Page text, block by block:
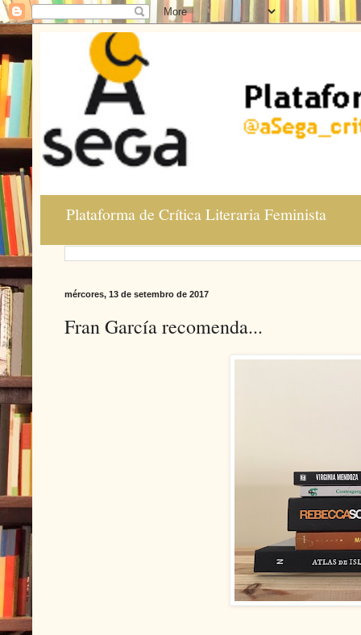
Plataforma de Crítica Literaria Feminista
mércores, 13 de setembro de 2017
Fran García recomenda...